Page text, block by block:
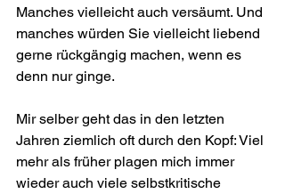
Manches viel­leicht auch versäumt. Und
manches würden Sie vielleicht liebend
gerne rückgängig machen, wenn es
denn nur ginge.
Mir selber geht das in den letzten
Jahren ziemlich oft durch den Kopf: Viel
mehr als früher plagen mich immer
wieder auch viele selbst­kritische